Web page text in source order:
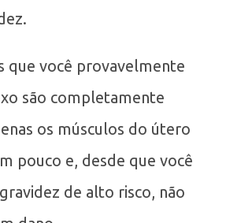
que você provavelmente
são completamente
os músculos do útero
pouco e, desde que você
de alto risco, não